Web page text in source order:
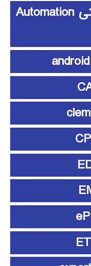
آموزش اتوماسیون صنعتی Automation